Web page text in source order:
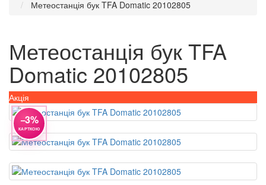
Метеостанція бук TFA Domatic 20102805
Метеостанція бук TFA
Domatic 20102805
Акція
−3%
КАРТКОЮ